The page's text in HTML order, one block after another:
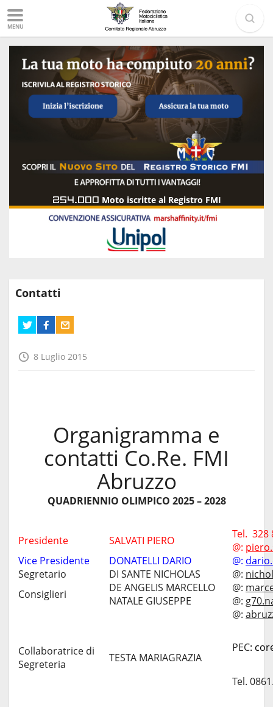
MENU
254.000 Moto iscritte al Registro FMI
Contatti
8 Luglio 2015
Organigramma e
contatti Co.Re. FMI
Abruzzo
QUADRIENNIO OLIMPICO 2025 – 2028
Presidente SALVATI PIERO
Tel. 328
@:
Vice Presidente
DONATELLI DARIO @:
Segretario
DI SANTE NICHOLAS @:
Consiglieri
DE ANGELIS MARCELLO @:
NATALE GIUSEPPE
@:
Collaboratrice di
Segreteria
TESTA MARIAGRAZIA
@:
PEC:
Tel.